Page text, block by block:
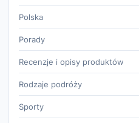
Polska
Porady
Recenzje i opisy produktów
Rodzaje podróży
Sporty